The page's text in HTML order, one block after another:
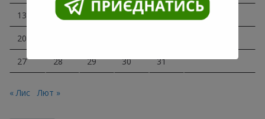
13 14 15 16 17 18
20
27 28 29 30 31
« Лис Лют »